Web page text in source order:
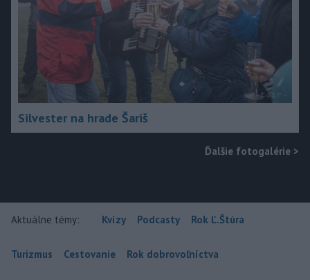
Silvester na hrade Šariš
Ďalšie fotogalérie >
Aktuálne témy: Kvízy Podcasty Rok Ľ.Štúra
Turizmus Cestovanie Rok dobrovoľníctva